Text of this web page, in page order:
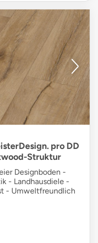
pro DD
Struktur
Designboden -
- Landhausdiele -
- Umweltfreundlich